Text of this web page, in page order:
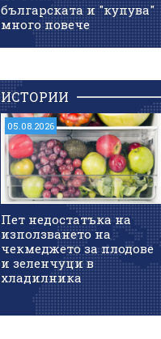
българската и "купува"
много повече
ИСТОРИИ
05.08.2026
Пет недостатъка на
използването на
чекмеджето за плодове
и зеленчуци в
хладилника